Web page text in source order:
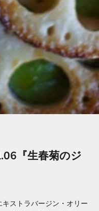
『生春菊のジ
ストラバージン・オリー